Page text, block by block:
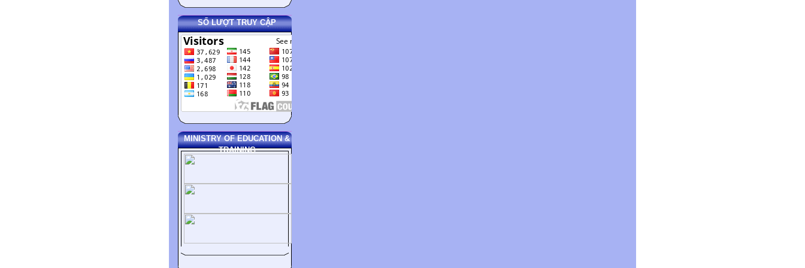
SỐ LƯỢT TRUY CẬP
MINISTRY OF EDUCATION &
TRAINING